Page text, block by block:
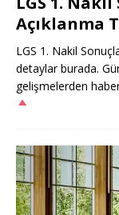
Açıklanma
LGS 1. Nakil
detaylar burada.
gelişmelerden